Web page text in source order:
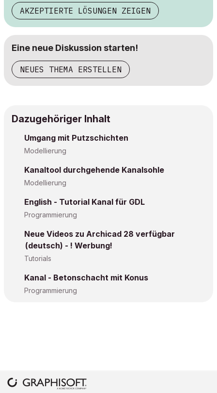
AKZEPTIERTE LÖSUNGEN ZEIGEN
Eine neue Diskussion starten!
NEUES THEMA ERSTELLEN
Dazugehöriger Inhalt
Umgang mit Putzschichten
Modellierung
Kanaltool durchgehende Kanalsohle
Modellierung
English - Tutorial Kanal für GDL
Programmierung
Neue Videos zu Archicad 28 verfügbar
(deutsch) - ! Werbung!
Tutorials
Kanal - Betonschacht mit Konus
Programmierung